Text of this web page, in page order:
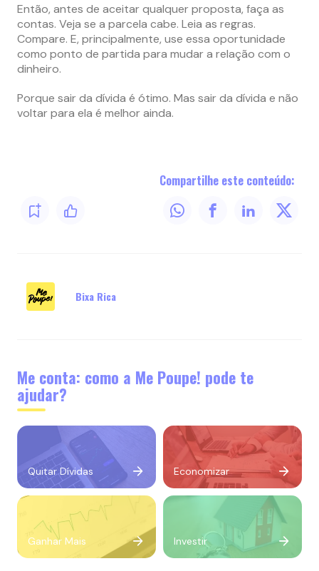
Então, antes de aceitar qualquer proposta, faça as
contas. Veja se a parcela cabe. Leia as regras.
Compare. E, principalmente, use essa oportunidade
como ponto de partida para mudar a relação com o
dinheiro.
Porque sair da dívida é ótimo. Mas sair da dívida e não
voltar para ela é melhor ainda.
Compartilhe este conteúdo:
Bixa Rica
Me conta: como a Me Poupe! pode te
ajudar?
Quitar Dívidas Economizar
Ganhar Mais Investir